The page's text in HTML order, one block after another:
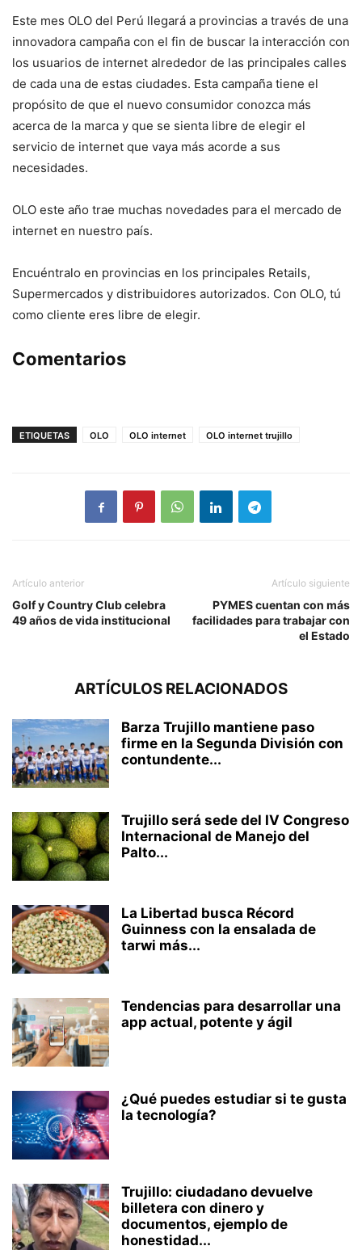
Este mes OLO del Perú llegará a provincias a través de una
innovadora campaña con el fin de buscar la interacción con
los usuarios de internet alrededor de las principales calles
de cada una de estas ciudades. Esta campaña tiene el
propósito de que el nuevo consumidor conozca más
acerca de la marca y que se sienta libre de elegir el
servicio de internet que vaya más acorde a sus
necesidades.
OLO este año trae muchas novedades para el mercado de
internet en nuestro país.
Encuéntralo en provincias en los principales Retails,
Supermercados y distribuidores autorizados. Con OLO, tú
como cliente eres libre de elegir.
Comentarios
ETIQUETAS OLO OLO internet OLO internet trujillo
Artículo anterior
Golf y Country Club celebra
49 años de vida institucional
Artículo siguiente
PYMES cuentan con más
facilidades para trabajar con
el Estado
ARTÍCULOS RELACIONADOS
Barza Trujillo mantiene paso
firme en la Segunda División con
contundente...
Trujillo será sede del IV Congreso
Internacional de Manejo del
Palto...
La Libertad busca Récord
Guinness con la ensalada de
tarwi más...
Tendencias para desarrollar una
app actual, potente y ágil
¿Qué puedes estudiar si te gusta
la tecnología?
Trujillo: ciudadano devuelve
billetera con dinero y
documentos, ejemplo de
honestidad...